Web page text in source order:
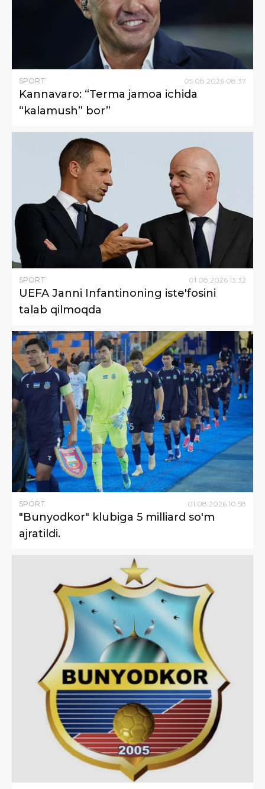
SPORT 05.08.2026 08:37
Kannavaro: “Terma jamoa ichida
“kalamush” bor”
SPORT 01 08 2026 13:32
UEFA Janni Infantinoning iste'fosini
talab qilmoqda
SPORT 01 08 2026 10:58
"Bunyodkor" klubiga 5 milliard so'm
ajratildi.